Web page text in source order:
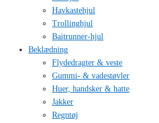
Havkastehjul
Trollinghjul
Baitrunner-hjul
Beklædning
Flydedragter & veste
Gummi- & vadestøvler
Huer, handsker & hatte
Jakker
Regntøj